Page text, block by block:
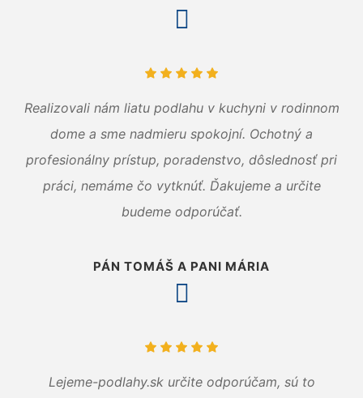
Realizovali nám liatu podlahu v kuchyni v rodinnom
dome a sme nadmieru spokojní. Ochotný a
profesionálny prístup, poradenstvo, dôslednosť pri
práci, nemáme čo vytknúť. Ďakujeme a určite
budeme odporúčať.
PÁN TOMÁŠ A PANI MÁRIA
Lejeme-podlahy.sk určite odporúčam, sú to